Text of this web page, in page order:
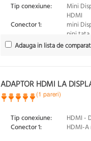
Tip conexiune:
Mini
HDMI
Conector 1:
mini
pini tata
Adauga in lista de
ADAPTOR HDMI LA
(1 pareri)
Tip conexiune:
HDMI -
Conector 1:
HDMI-A